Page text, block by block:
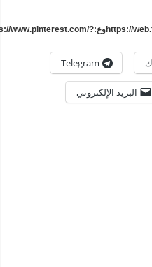
الموضhttps://web.facebook.com/afaqhorra/aboutوع:https://www.pinterest.com/?
Telegram
البريد الإلكتروني